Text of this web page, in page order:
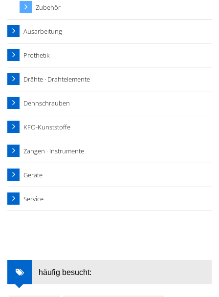
Zubehör
Ausarbeitung
Prothetik
Drähte · Drahtelemente
Dehnschrauben
KFO-Kunststoffe
Zangen · Instrumente
Geräte
Service
häufig besucht: